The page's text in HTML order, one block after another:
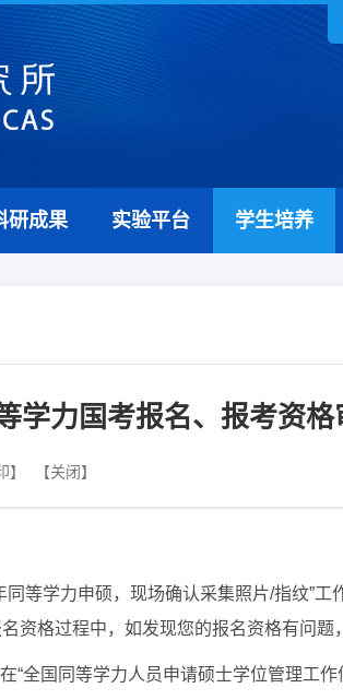
研成果 实验平台 学生培养
学力国考报名、报考资格
】 【关闭】
等学力申硕，现场确认采集照片/指纹”工
资格过程中，如发现您的报名资格有问
全国同等学力人员申请硕士学位管理工